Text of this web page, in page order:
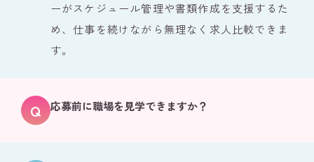
ーがスケジュール管理や書類作成を支援するた
め、仕事を続けながら無理なく求人比較できま
す。
応募前に職場を見学できますか？